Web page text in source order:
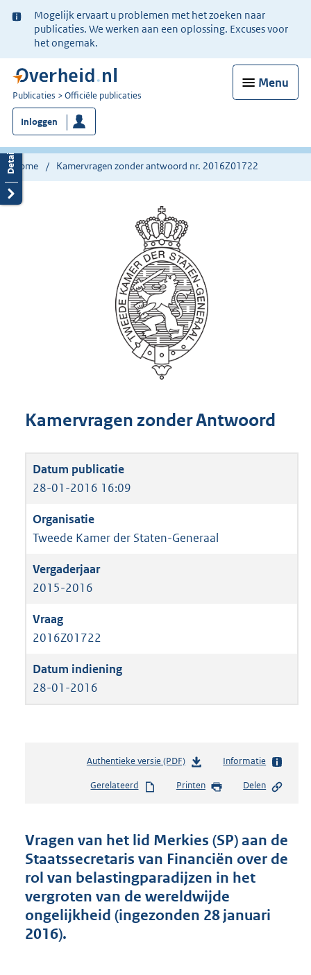
Ter
informatie:
Mogelijk ervaart u problemen met het zoeken naar
publicaties. We werken aan een oplossing. Excuses voor
het ongemak.
Menu
U
bent
nu
hier:
Publicaties Officiële publicaties
Inloggen
Home Kamervragen zonder antwoord nr. 2016Z01722
Kamervragen zonder Antwoord
28-01-2016 16:09
Tweede Kamer der Staten-Generaal
2015-2016
2016Z01722
28-01-2016
Authentieke versie (PDF)b
s
d
s
g
r
o
Informatie
Gerelateerd Printen Delen
Vragen van het lid Merkies (SP) aan de
Staatssecretaris van Financiën over de
rol van belastingparadijzen in het
vergroten van de wereldwijde
ongelijkheid (ingezonden 28 januari
2016).